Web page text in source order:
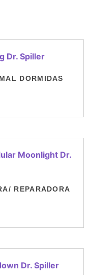
DORMIDAS
REPARADORA